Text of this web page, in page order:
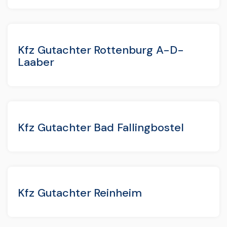
Kfz Gutachter Rottenburg A-D-
Laaber
Kfz Gutachter Bad Fallingbostel
Kfz Gutachter Reinheim